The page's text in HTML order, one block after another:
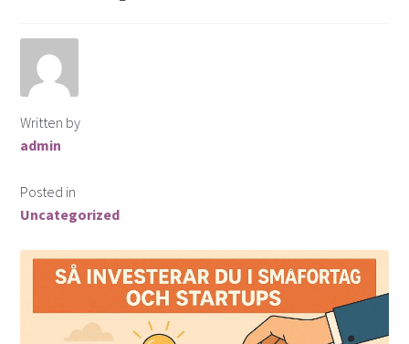
De fyra mest handlade valutorna
Finansiella instrument för valutahandel
Hur köper man aktier?
Investera i snabblåneföretag
Investera i syndaktier
Written by
admin
Posted in
Uncategorized